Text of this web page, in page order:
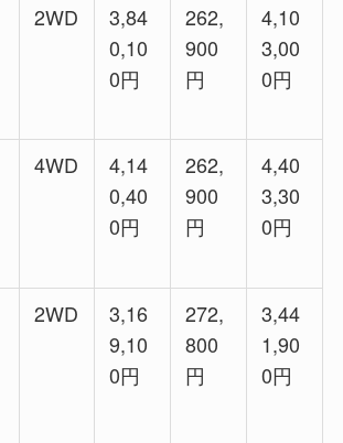
2WD
3,84
0,10
0円
262,
900
円
4,10
3,00
0​円
4WD
4,14
0,40
0円
262,
900
円
4,40
3,30
0​円
2WD
3,16
9,10
0円
272,
800
円
3,44
1,90
0​​円